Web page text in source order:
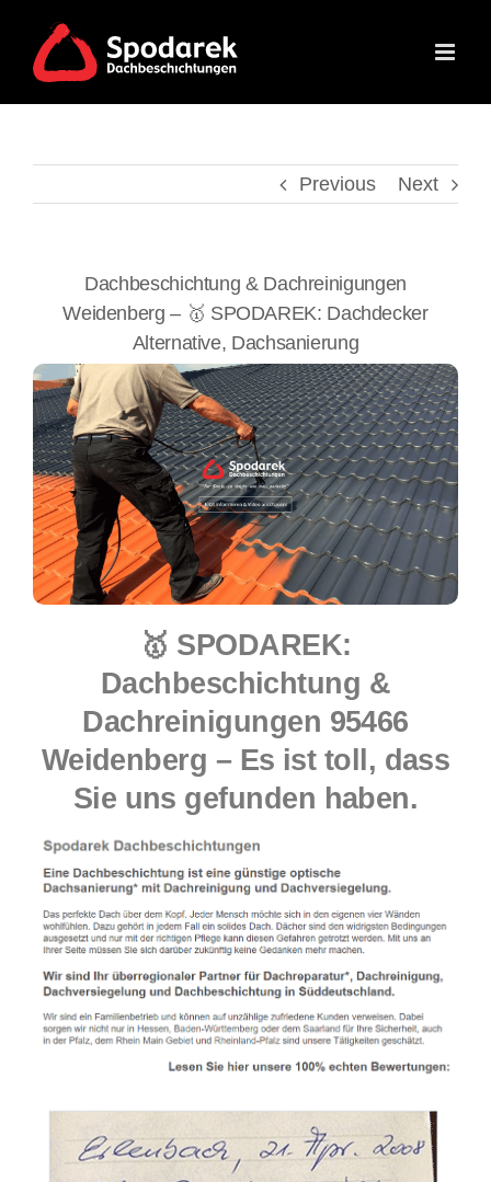
content
Previous Next
Dachbeschichtung & Dachreinigungen
Weidenberg – 🥇 SPODAREK: Dachdecker
Alternative, Dachsanierung
🥇 SPODAREK:
Dachbeschichtung &
Dachreinigungen 95466
Weidenberg – Es ist toll, dass
Sie uns gefunden haben.